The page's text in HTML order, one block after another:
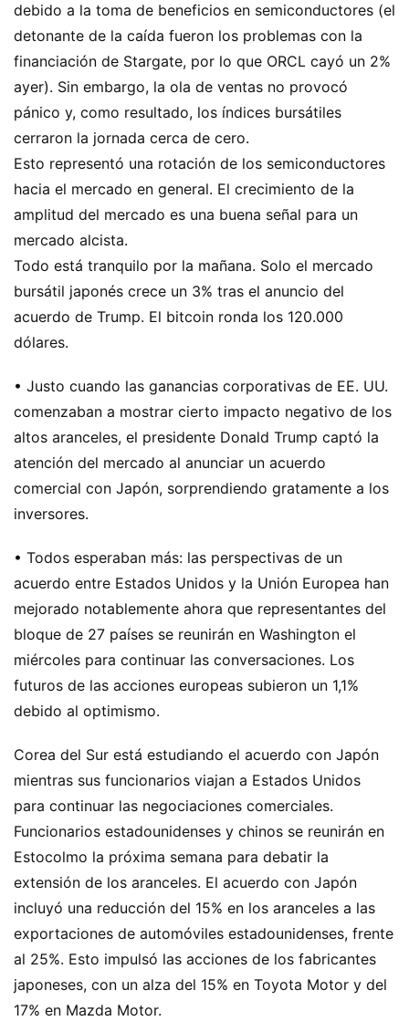
debido a la toma de beneficios en semiconductores (el
detonante de la caída fueron los problemas con la
financiación de Stargate, por lo que ORCL cayó un 2%
ayer). Sin embargo, la ola de ventas no provocó
pánico y, como resultado, los índices bursátiles
cerraron la jornada cerca de cero.
Esto representó una rotación de los semiconductores
hacia el mercado en general. El crecimiento de la
amplitud del mercado es una buena señal para un
mercado alcista.
Todo está tranquilo por la mañana. Solo el mercado
bursátil japonés crece un 3% tras el anuncio del
acuerdo de Trump. El bitcoin ronda los 120.000
dólares.
• Justo cuando las ganancias corporativas de EE. UU.
comenzaban a mostrar cierto impacto negativo de los
altos aranceles, el presidente Donald Trump captó la
atención del mercado al anunciar un acuerdo
comercial con Japón, sorprendiendo gratamente a los
inversores.
• Todos esperaban más: las perspectivas de un
acuerdo entre Estados Unidos y la Unión Europea han
mejorado notablemente ahora que representantes del
bloque de 27 países se reunirán en Washington el
miércoles para continuar las conversaciones. Los
futuros de las acciones europeas subieron un 1,1%
debido al optimismo.
Corea del Sur está estudiando el acuerdo con Japón
mientras sus funcionarios viajan a Estados Unidos
para continuar las negociaciones comerciales.
Funcionarios estadounidenses y chinos se reunirán en
Estocolmo la próxima semana para debatir la
extensión de los aranceles. El acuerdo con Japón
incluyó una reducción del 15% en los aranceles a las
exportaciones de automóviles estadounidenses, frente
al 25%. Esto impulsó las acciones de los fabricantes
japoneses, con un alza del 15% en Toyota Motor y del
17% en Mazda Motor.